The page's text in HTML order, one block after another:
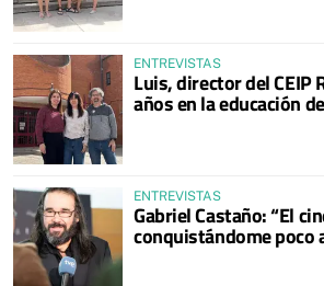
ENTREVISTAS
Luis, director del CEIP
años en la educación
ENTREVISTAS
Gabriel Castaño: “El
conquistándome poco